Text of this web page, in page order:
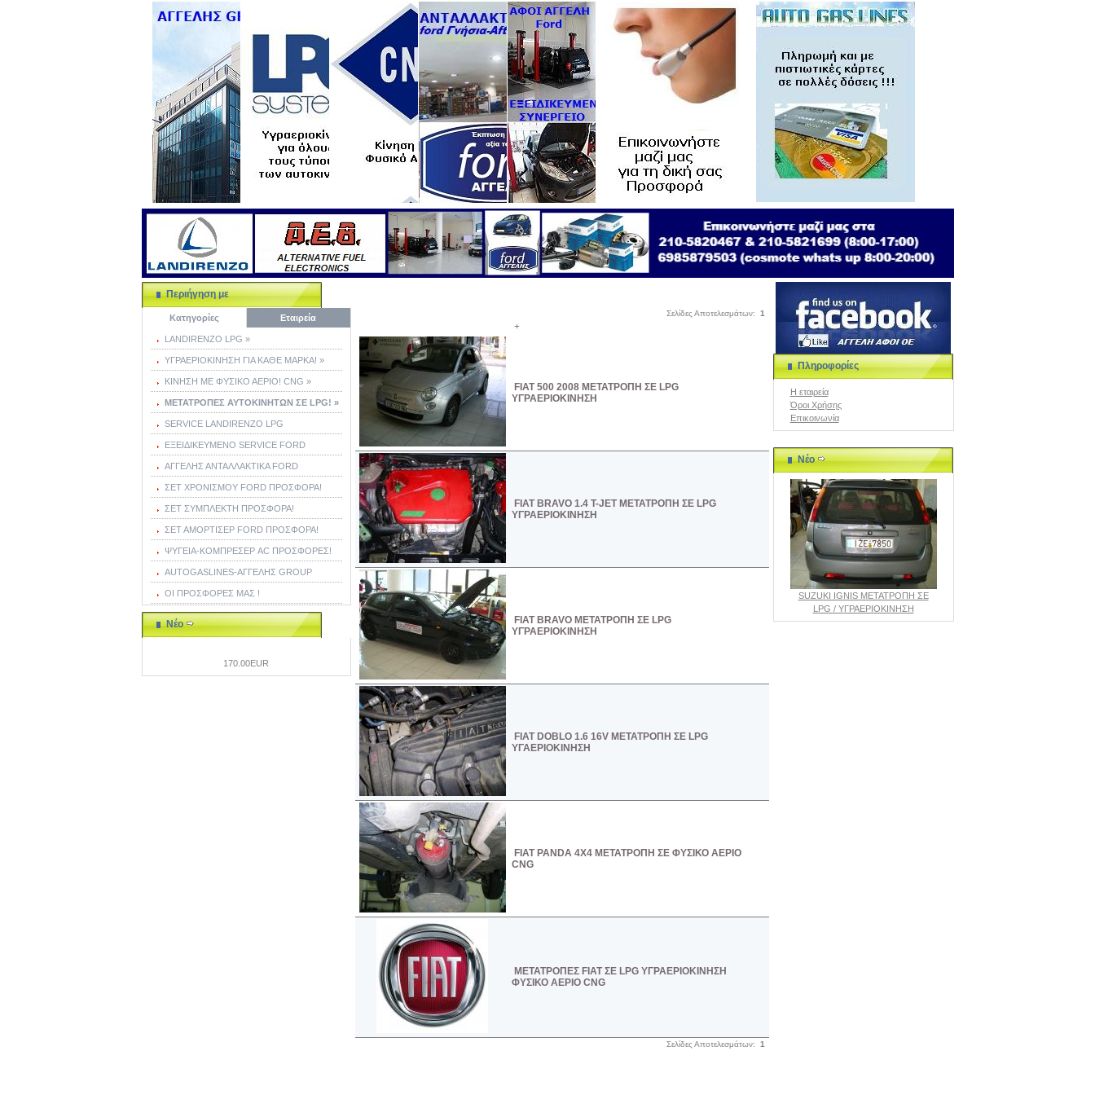
Περιήγηση με
Κατηγορίες Εταιρεία
LANDIRENZO LPG »
ΥΓΡΑΕΡΙΟΚΙΝΗΣΗ ΓΙΑ ΚΑΘΕ ΜΑΡΚΑ! »
ΚΙΝΗΣΗ ΜΕ ΦΥΣΙΚΟ ΑΕΡΙΟ! CNG »
ΜΕΤΑΤΡΟΠΕΣ ΑΥΤΟΚΙΝΗΤΩΝ ΣΕ LPG! »
SERVICE LANDIRENZO LPG
ΕΞΕΙΔΙΚΕΥΜΕΝΟ SERVICE FORD
ΑΓΓΕΛΗΣ ΑΝΤΑΛΛΑΚΤΙΚΑ FORD
ΣΕΤ ΧΡΟΝΙΣΜΟΥ FORD ΠΡΟΣΦΟΡΑ!
ΣΕΤ ΣΥΜΠΛΕΚΤΗ ΠΡΟΣΦΟΡΑ!
ΣΕΤ ΑΜΟΡΤΙΣΕΡ FORD ΠΡΟΣΦΟΡΑ!
ΨΥΓΕΙΑ-ΚΟΜΠΡΕΣΕΡ AC ΠΡΟΣΦΟΡΕΣ!
AUTOGASLINES-ΑΓΓΕΛΗΣ GROUP
ΟΙ ΠΡΟΣΦΟΡΕΣ ΜΑΣ !
Νέο
170.00EUR
Σελίδες Αποτελεσμάτων: 1
+
FIAT 500 2008 ΜΕΤΑΤΡΟΠΗ ΣΕ LPG
ΥΓΡΑΕΡΙΟΚΙΝΗΣΗ
FIAT BRAVO 1.4 T-JET ΜΕΤΑΤΡΟΠΗ ΣΕ LPG
ΥΓΡΑΕΡΙΟΚΙΝΗΣΗ
FIAT BRAVO ΜΕΤΑΤΡΟΠΗ ΣΕ LPG
ΥΓΡΑΕΡΙΟΚΙΝΗΣΗ
FIAT DOBLO 1.6 16V ΜΕΤΑΤΡΟΠΗ ΣΕ LPG
ΥΓΑΕΡΙΟΚΙΝΗΣΗ
FIAT PANDA 4X4 ΜΕΤΑΤΡΟΠΗ ΣΕ ΦΥΣΙΚΟ ΑΕΡΙΟ
CNG
ΜΕΤΑΤΡΟΠΕΣ FIAT ΣΕ LPG ΥΓΡΑΕΡΙΟΚΙΝΗΣΗ
ΦΥΣΙΚΟ ΑΕΡΙΟ CNG
Σελίδες Αποτελεσμάτων: 1
Πληροφορίες
Η εταιρεία
Όροι Χρήσης
Επικοινωνία
Νέο
SUZUKI IGNIS ΜΕΤΑΤΡΟΠΗ ΣΕ
LPG / ΥΓΡΑΕΡΙΟΚΙΝΗΣΗ